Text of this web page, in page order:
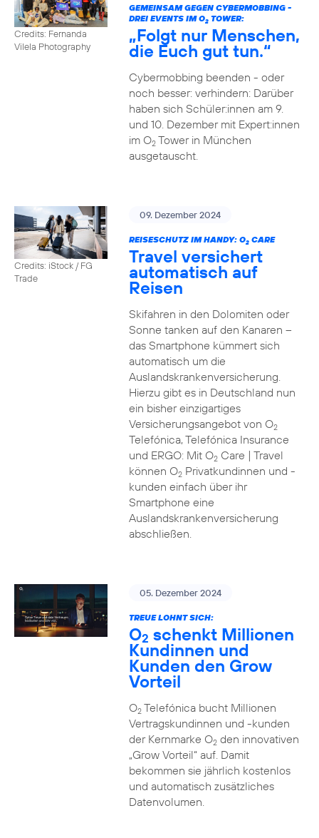
Credits: Fernanda
Vilela Photography
GEMEINSAM GEGEN CYBERMOBBING -
DREI EVENTS IM O2TOWER:
„Folgt nur Menschen,
die Euch gut tun.“
Cybermobbing beenden - oder
noch besser: verhindern: Darüber
haben sich Schüler:innen am 9.
und 10. Dezember mit Expert:innen
im O2Tower in München
ausgetauscht.
Credits: iStock / FG
Trade
09. Dezember 2024
REISESCHUTZ IM HANDY: O2CARE
Travel versichert
automatisch auf
Reisen
Skifahren in den Dolomiten oder
Sonne tanken auf den Kanaren –
das Smartphone kümmert sich
automatisch um die
Auslandskrankenversicherung.
Hierzu gibt es in Deutschland nun
ein bisher einzigartiges
Versicherungsangebot von O2
Telefónica, Telefónica Insurance
und ERGO: Mit O2Care | Travel
können O2Privatkundinnen und -
kunden einfach über ihr
Smartphone eine
Auslandskrankenversicherung
abschließen.
05. Dezember 2024
TREUE LOHNT SICH:
O2 schenkt Millionen
Kundinnen und
Kunden den Grow
Vorteil
O2Telefónica bucht Millionen
Vertragskundinnen und -kunden
der Kernmarke O2den innovativen
„Grow Vorteil“ auf. Damit
bekommen sie jährlich kostenlos
und automatisch zusätzliches
Datenvolumen.